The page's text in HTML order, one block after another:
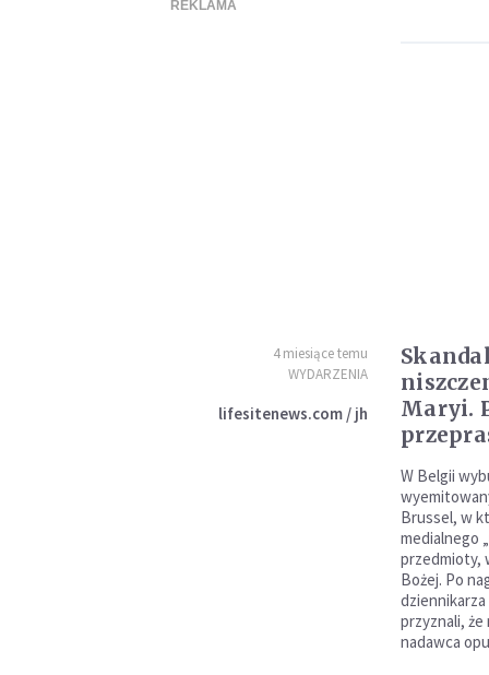
4 miesiące temu
WYDARZENIA
lifesitenews.com / jh
Maryi.
W Belgii
Brussel, w
medialnego
przedmioty,
Bożej. Po
przyznali,
nadawca